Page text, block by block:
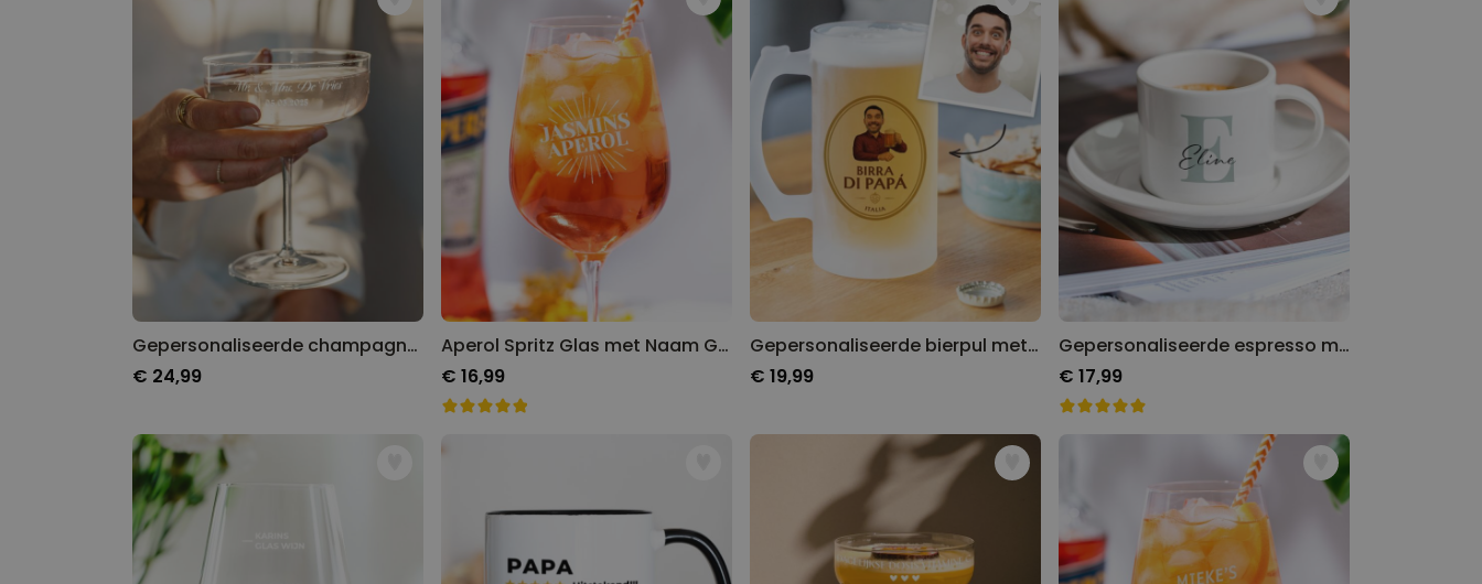
Gepersonaliseerde boxershort
met gezicht en tekst
Meer dan
11.600
keer
gekocht
Personaliseerbaar
Gepersonaliseerde boxershort
met rits ontwerp
Meer dan
700
Polaroid-look
Gepersonaliseerde
Meer dan
13.900
gekocht
19,99 €
Gepersonaliseerde champagne coupe met tekst
€ 24,99
Aperol Spritz Glas met Naam Gegraveerd
€ 16,99
Gepersonaliseerde bierpul met logo en gezicht
€ 19,99
Gepersonaliseerde espresso mok met monogram
€ 17,99